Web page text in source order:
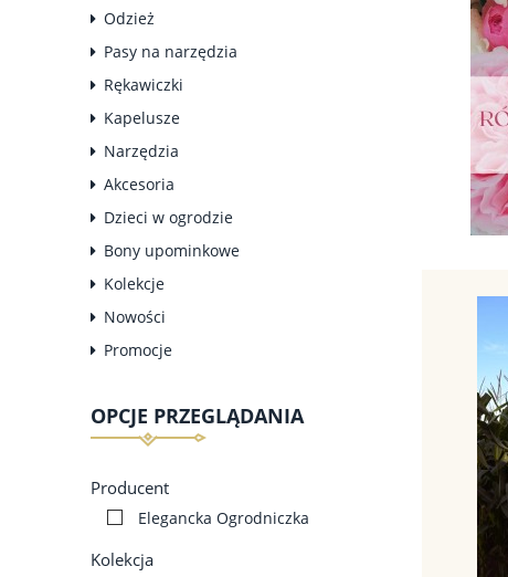
Odzież
Pasy na narzędzia
Rękawiczki
Kapelusze
Narzędzia
Akcesoria
Dzieci w ogrodzie
Bony upominkowe
Kolekcje
Nowości
Promocje
OPCJE PRZEGLĄDANIA
Producent
Elegancka Ogrodniczka
Kolekcja